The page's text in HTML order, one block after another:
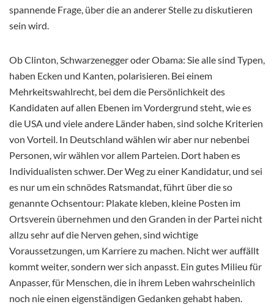
spannende Frage, über die an anderer Stelle zu diskutieren
sein wird.
Ob Clinton, Schwarzenegger oder Obama: Sie alle sind Typen,
haben Ecken und Kanten, polarisieren. Bei einem
Mehrkeitswahlrecht, bei dem die Persönlichkeit des
Kandidaten auf allen Ebenen im Vordergrund steht, wie es
die USA und viele andere Länder haben, sind solche Kriterien
von Vorteil. In Deutschland wählen wir aber nur nebenbei
Personen, wir wählen vor allem Parteien. Dort haben es
Individualisten schwer. Der Weg zu einer Kandidatur, und sei
es nur um ein schnödes Ratsmandat, führt über die so
genannte Ochsentour: Plakate kleben, kleine Posten im
Ortsverein übernehmen und den Granden in der Partei nicht
allzu sehr auf die Nerven gehen, sind wichtige
Voraussetzungen, um Karriere zu machen. Nicht wer auffällt
kommt weiter, sondern wer sich anpasst. Ein gutes Milieu für
Anpasser, für Menschen, die in ihrem Leben wahrscheinlich
noch nie einen eigenständigen Gedanken gehabt haben.